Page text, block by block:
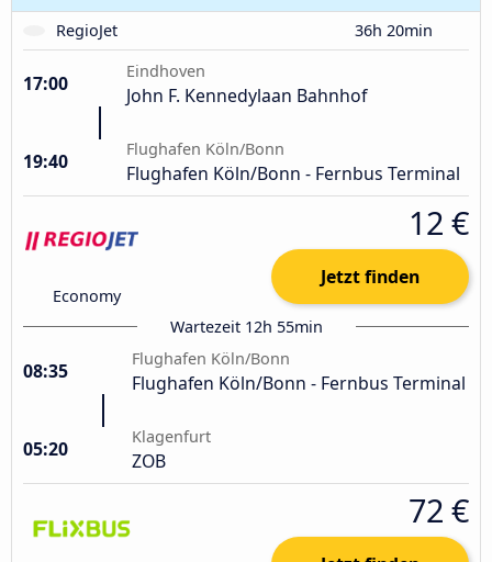
RegioJet
36h 20min
17:00
Eindhoven
John F. Kennedylaan Bahnhof
19:40
Flughafen Köln/Bonn
Flughafen Köln/Bonn - Fernbus Terminal
Economy
12 €
Jetzt finden
Wartezeit 12h 55min
08:35
Flughafen Köln/Bonn
Flughafen Köln/Bonn - Fernbus Terminal
05:20
Klagenfurt
ZOB
72 €